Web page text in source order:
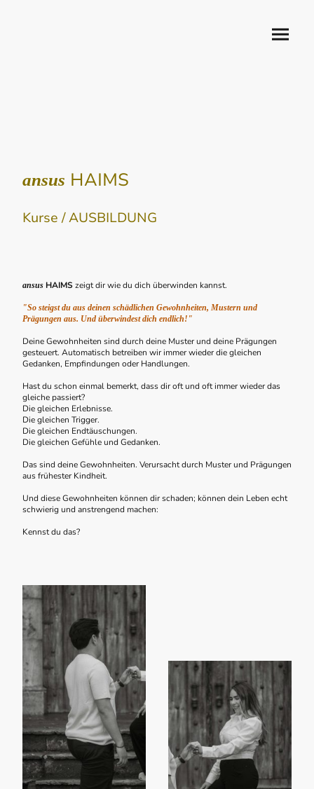
ansus HAIMS
Kurse / AUSBILDUNG
ansus HAIMSzeigt dir wie du dich überwinden kannst.
"So steigst du aus deinen schädlichen Gewohnheiten, Mustern und
Prägungen aus. Und überwindest dich endlich!"
Deine Gewohnheiten sind durch deine Muster und deine Prägungen
gesteuert. Automatisch betreiben wir immer wieder die gleichen
Gedanken, Empfindungen oder Handlungen.
Hast du schon einmal bemerkt, dass dir oft und oft immer wieder das
gleiche passiert?
Die gleichen Erlebnisse.
Die gleichen Trigger.
Die gleichen Endtäuschungen.
Die gleichen Gefühle und Gedanken.
Das sind deine Gewohnheiten. Verursacht durch Muster und Prägungen
aus frühester Kindheit.
Und diese Gewohnheiten können dir schaden; können dein Leben echt
schwierig und anstrengend machen:
Kennst du das?